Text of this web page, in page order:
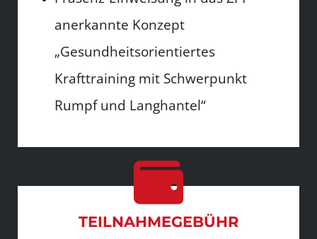
anerkannte Konzept
„Gesundheitsorientiertes
Krafttraining mit Schwerpunkt
Rumpf und Langhantel“
TEILNAHMEGEBÜHR